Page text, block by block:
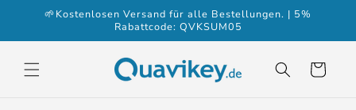
zum🌱Kostenlosen Versand für alle Bestellungen. | 5%
Rabattcode: QVKSUM05
Warenkorb